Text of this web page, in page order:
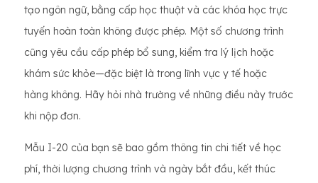
tạo ngôn ngữ, bằng cấp học thuật và các khóa học trực
tuyến hoàn toàn không được phép. Một số chương trình
cũng yêu cầu cấp phép bổ sung, kiểm tra lý lịch hoặc
khám sức khỏe—đặc biệt là trong lĩnh vực y tế hoặc
hàng không. Hãy hỏi nhà trường về những điều này trước
khi nộp đơn.
Mẫu I-20 của bạn sẽ bao gồm thông tin chi tiết về học
phí, thời lượng chương trình và ngày bắt đầu, kết thúc